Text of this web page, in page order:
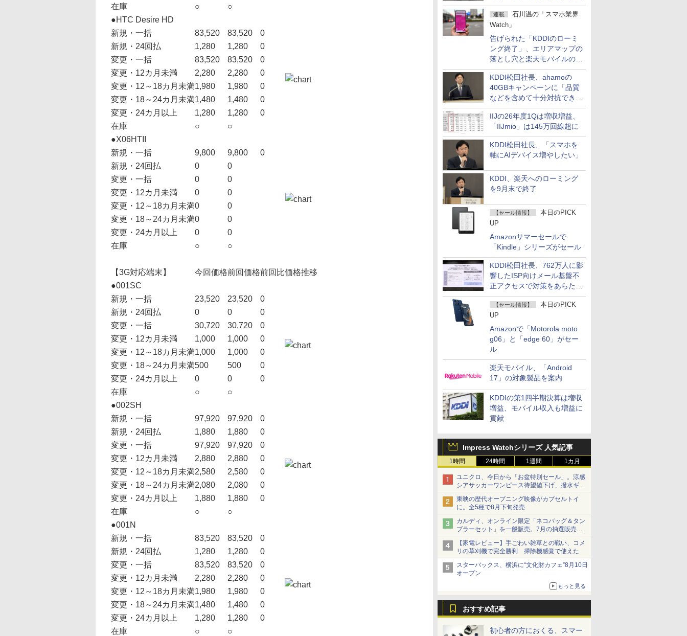
連載
石川温の「スマホ業界
Watch」
告げられた「KDDIのローミ
ング終了」、エリアマップの
落とし穴と楽天モバイルの課
題
KDDI松田社長、ahamoの
40GBキャンペーンに「品質
などを含めて十分対抗でき
る」
IIJの26年度1Qは増収増益、
「IIJmio」は145万回線超に
KDDI松田社長、「スマホを
軸にAIデバイス増やしたい」
KDDI、楽天へのローミング
を9月末で終了
【セール情報】
本日のPICK
UP
Amazonサマーセールで
「Kindle」シリーズがセール
KDDI松田社長、762万人に影
響したISP向けメール基盤不
正アクセスで対策をあらため
て説明
【セール情報】
本日のPICK
UP
Amazonで「Motorola moto
g06」と「edge 60」がセー
ル
楽天モバイル、「Android
17」の対象製品を案内
KDDIの第1四半期決算は増収
増益、モバイル収入も増益に
貢献
Impress Watchシリーズ 人気記事
1時間 24時間 1週間 1カ月
ユニクロ、今日から「お盆特別セール」。涼感
シアサッカーワンピース待望値下げ、撥水ギア
ショーツは1990円に
東映の歴代オープニング映像がカプセルトイ
に。全5種で8月下旬発売
カルディ、オンライン限定「ネコバッグ＆タン
ブラーセット」を一般販売。7月の抽選販売の
当選無効分
【家電レビュー】手ごわい雑草との戦い、コメ
リの草刈機で完全勝利 掃除機感覚で使えた
スターバックス、横浜に“文化財カフェ”8月10日
オープン
もっと見る
おすすめ記事
初心者の方におくる、スマー
在庫
○
○
●HTC Desire HD
新規・一括
83,520 83,520
0
新規・24回払
1,280 1,280
0
変更・一括
83,520 83,520
0
変更・12カ月未満
2,280 2,280
0
変更・12～18カ月未満1,980 1,980
0
変更・18～24カ月未満1,480 1,480
0
変更・24カ月以上
1,280 1,280
0
在庫
○
○
●X06HTII
新規・一括
9,800 9,800
0
新規・24回払
0
0
変更・一括
0
0
変更・12カ月未満
0
0
変更・12～18カ月未満0
0
変更・18～24カ月未満0
0
変更・24カ月以上
0
0
在庫
○ ○
【3G対応端末】 今回価格前回価格前回比価格推移
●001SC
新規・一括
23,520 23,520
0
新規・24回払
0 0
0
変更・一括
30,720 30,720
0
変更・12カ月未満
1,000 1,000
0
変更・12～18カ月未満1,000 1,000
0
変更・18～24カ月未満500 500
0
変更・24カ月以上
0 0
0
在庫
○
○
●002SH
新規・一括
97,920 97,920
0
新規・24回払
1,880 1,880
0
変更・一括
97,920 97,920
0
変更・12カ月未満
2,880 2,880
0
変更・12～18カ月未満2,580 2,580
0
変更・18～24カ月未満2,080 2,080
0
変更・24カ月以上
1,880 1,880
0
在庫
○
○
●001N
新規・一括
83,520 83,520
0
新規・24回払
1,280 1,280
0
変更・一括
83,520 83,520
0
変更・12カ月未満
2,280 2,280
0
変更・12～18カ月未満1,980 1,980
0
変更・18～24カ月未満1,480 1,480
0
変更・24カ月以上
1,280 1,280
0
在庫
○
○